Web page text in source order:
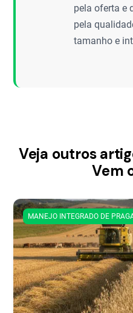
pela oferta e
pela
tamanho e
Veja outros
Vem
MANEJO INTEGRADO DE